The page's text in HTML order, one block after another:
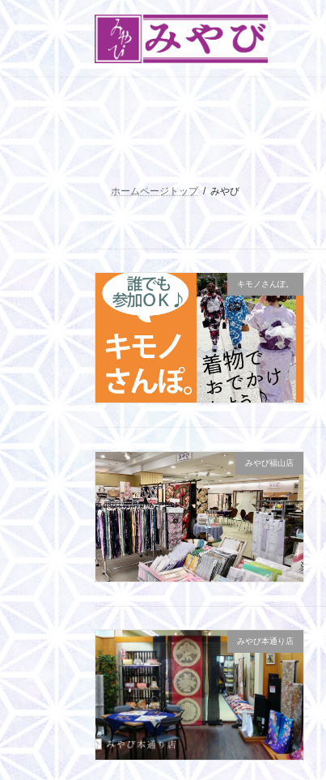
コ
テ
ン
ツ
へ
ッ
プ
ナ
ゲ
ー
シ
ョ
移
動
ホームページトップ みやび
キモノさんぽ。
みやび福山店
みやび本通り店